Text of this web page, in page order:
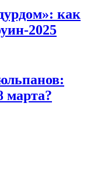
как
2025
марта?